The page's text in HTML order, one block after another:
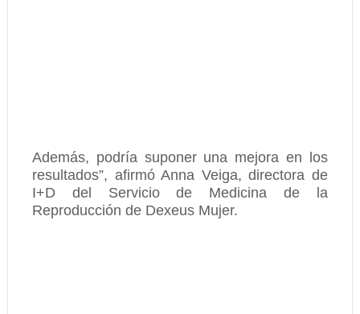
Además, podría suponer una mejora en los
resultados”, afirmó Anna Veiga, directora de
I+D del Servicio de Medicina de la
Reproducción de Dexeus Mujer.